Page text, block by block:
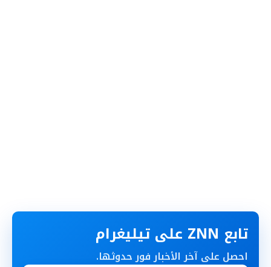
تابع ZNN على تيليغرام
احصل على آخر الأخبار فور حدوثها.